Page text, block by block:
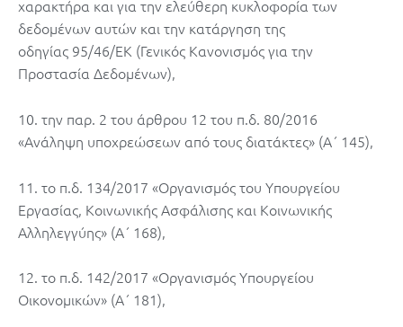
χαρακτήρα και για την ελεύθερη κυκλοφορία των
δεδομένων αυτών και την κατάργηση της
οδηγίας 95/46/ΕΚ (Γενικός Κανονισμός για την
Προστασία Δεδομένων),
10. την παρ. 2 του άρθρου 12 του π.δ. 80/2016
«Ανάληψη υποχρεώσεων από τους διατάκτες» (Α΄ 145),
11. το π.δ. 134/2017 «Οργανισμός του Υπουργείου
Εργασίας, Κοινωνικής Ασφάλισης και Κοινωνικής
Αλληλεγγύης» (Α΄ 168),
12. το π.δ. 142/2017 «Οργανισμός Υπουργείου
Οικονομικών» (Α΄ 181),